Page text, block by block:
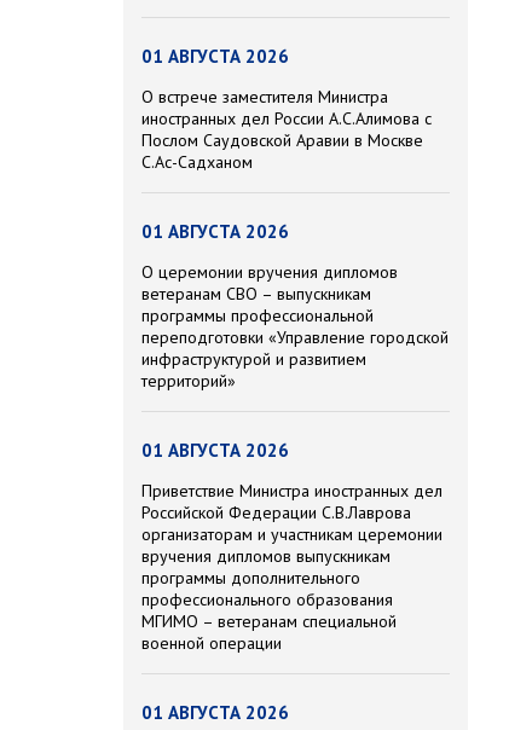
01 АВГУСТА 2026
О встрече заместителя Министра
иностранных дел России А.С.Алимова с
Послом Саудовской Аравии в Москве
С.Ас-Садханом
01 АВГУСТА 2026
О церемонии вручения дипломов
ветеранам СВО – выпускникам
программы профессиональной
переподготовки «Управление городской
инфраструктурой и развитием
территорий»
01 АВГУСТА 2026
Приветствие Министра иностранных дел
Российской Федерации С.В.Лаврова
организаторам и участникам церемонии
вручения дипломов выпускникам
программы дополнительного
профессионального образования
МГИМО – ветеранам специальной
военной операции
01 АВГУСТА 2026